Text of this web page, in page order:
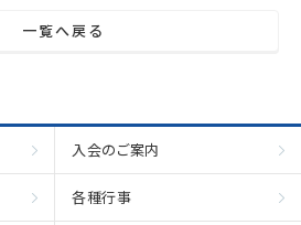
一覧へ戻る
入会のご案内
各種行事